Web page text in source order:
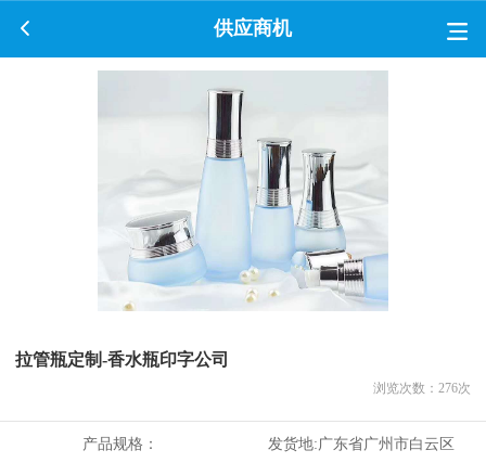
供应商机
拉管瓶定制-香水瓶印字公司
浏览次数： 276次
产品规格： 发货地:广东省广州市白云区